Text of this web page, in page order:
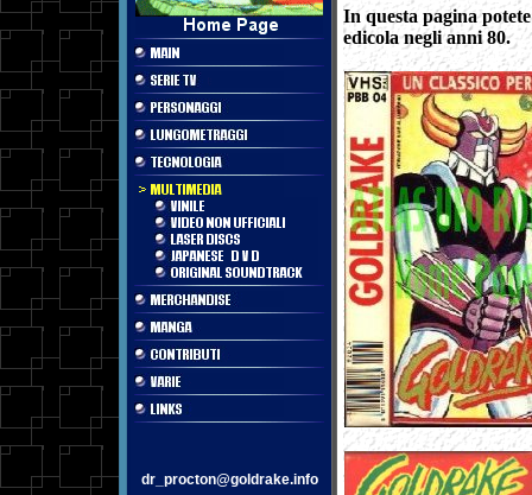
dr_procton@goldrake.info
In questa pagina
edicola negli anni 80.